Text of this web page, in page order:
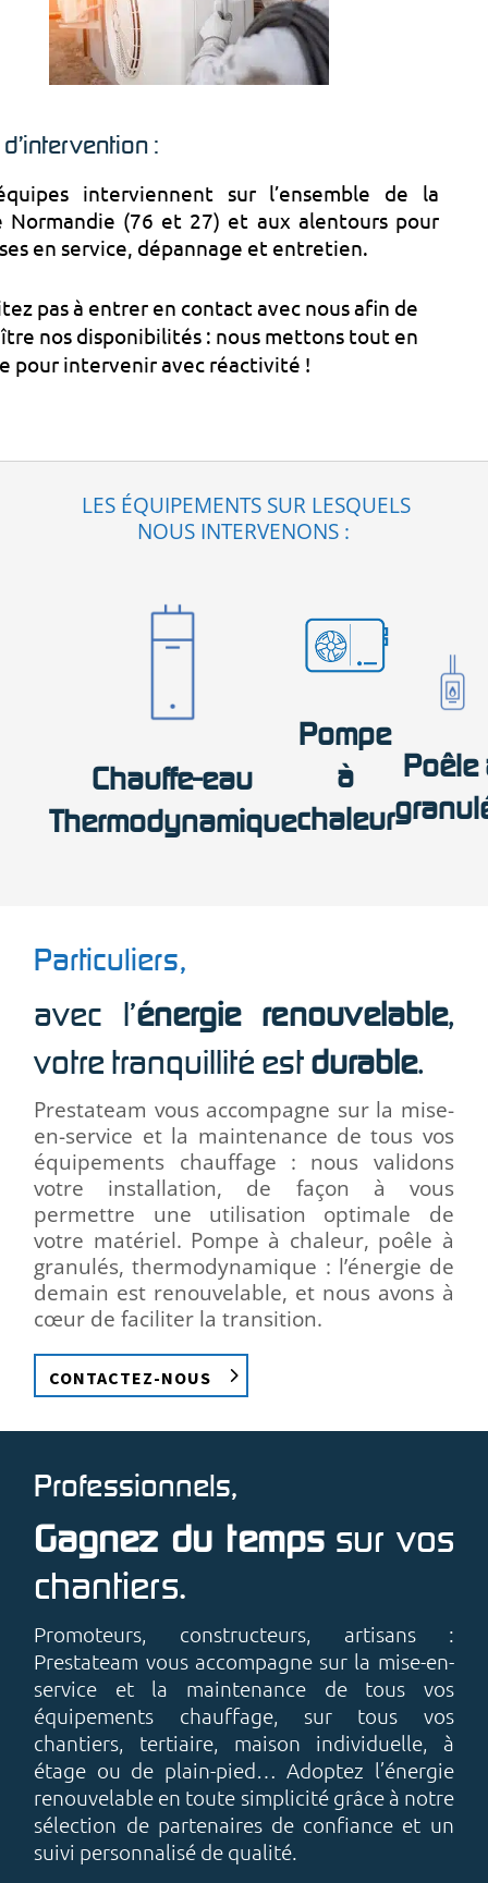
:
interviennent sur l’ensemble de la
Normandie (76 et 27) et aux alentours pour
en service, dépannage et entretien.
pas à entrer en contact avec nous afin de
nos disponibilités : nous mettons tout en
pour intervenir avec réactivité !
LES ÉQUIPEMENTS SUR LESQUELS
NOUS INTERVENONS :
Chauffe-eau
Thermodynamique
Pompe
à
chaleur
Poêle
Particuliers,
avec l’énergie renouvelable,
votre tranquillité estdurable.
Prestateam vous accompagne sur la mise-
en-service et la maintenance de tous vos
équipements chauffage : nous validons
votre installation, de façon à vous
permettre une utilisation optimale de
votre matériel. Pompe à chaleur, poêle à
granulés, thermodynamique : l’énergie de
demain est renouvelable, et nous avons à
cœur de faciliter la transition.
CONTACTEZ-NOUS
Professionnels,
Gagnez du tempssur vos
chantiers.
Promoteurs, constructeurs, artisans :
Prestateam vous accompagne sur la mise-en-
service et la maintenance de tous vos
équipements chauffage, sur tous vos
chantiers, tertiaire, maison individuelle, à
étage ou de plain-pied… Adoptez l’énergie
renouvelable en toute simplicité grâce à notre
sélection de partenaires de confiance et un
suivi personnalisé de qualité.